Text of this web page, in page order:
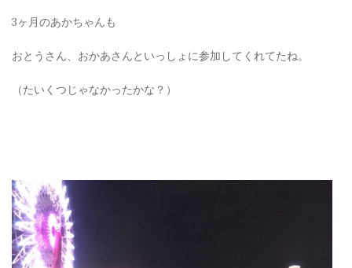
3ヶ月のあかちゃんも
おとうさん、おかあさんといっしょに参加してくれてたね。
（たいくつじゃなかったかな？）